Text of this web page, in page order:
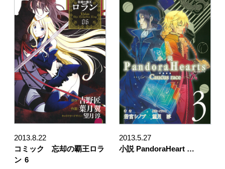
2013.8.22
コミック 忘却の覇王ロラ
ン 6
2013.5.27
小説 PandoraHeart …